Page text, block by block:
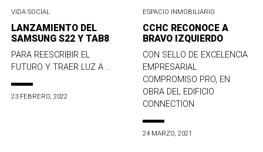
VIDA SOCIAL
LANZAMIENTO DEL
SAMSUNG S22 Y TAB8
PARA REESCRIBIR EL
FUTURO Y TRAER LUZ A ...
23 FEBRERO, 2022
ESPACIO INMOBILIARIO
CCHC RECONOCE A
BRAVO IZQUIERDO
CON SELLO DE EXCELENCIA
EMPRESARIAL
COMPROMISO PRO, EN
OBRA DEL EDIFICIO
CONNECTION
24 MARZO, 2021